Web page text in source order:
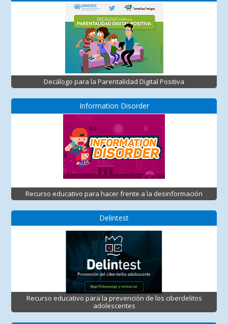
Decálogo para la Parentalidad Digital Positiva
Information Disorder
Recurso educativo para hacer frente a la desinformación
Delintest
Recurso educativo para la prevención de los ciberdelitos
adolescentes